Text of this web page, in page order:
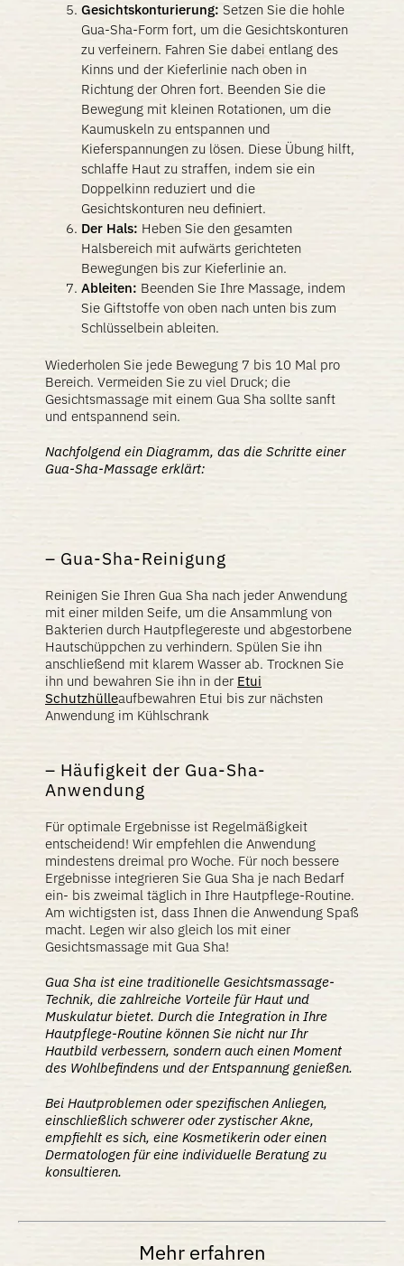
Gesichtskonturierung: Setzen Sie die hohle
Gua-Sha-Form fort, um die Gesichtskonturen
zu verfeinern. Fahren Sie dabei entlang des
Kinns und der Kieferlinie nach oben in
Richtung der Ohren fort. Beenden Sie die
Bewegung mit kleinen Rotationen, um die
Kaumuskeln zu entspannen und
Kieferspannungen zu lösen. Diese Übung hilft,
schlaffe Haut zu straffen, indem sie ein
Doppelkinn reduziert und die
Gesichtskonturen neu definiert.
Der Hals: Heben Sie den gesamten
Halsbereich mit aufwärts gerichteten
Bewegungen bis zur Kieferlinie an.
Ableiten: Beenden Sie Ihre Massage, indem
Sie Giftstoffe von oben nach unten bis zum
Schlüsselbein ableiten.
Wiederholen Sie jede Bewegung 7 bis 10 Mal pro
Bereich. Vermeiden Sie zu viel Druck; die
Gesichtsmassage mit einem Gua Sha sollte sanft
und entspannend sein.
Nachfolgend ein Diagramm, das die Schritte einer
Gua-Sha-Massage erklärt:
Gua-Sha-Reinigung
Reinigen Sie Ihren Gua Sha nach jeder Anwendung
mit einer milden Seife, um die Ansammlung von
Bakterien durch Hautpflegereste und abgestorbene
Hautschüppchen zu verhindern. Spülen Sie ihn
anschließend mit klarem Wasser ab. Trocknen Sie
ihn und bewahren Sie ihn in der Etui
Schutzhülleaufbewahren Etui bis zur nächsten
Anwendung im Kühlschrank
Häufigkeit der Gua-Sha-
Anwendung
Für optimale Ergebnisse ist Regelmäßigkeit
entscheidend! Wir empfehlen die Anwendung
mindestens dreimal pro Woche. Für noch bessere
Ergebnisse integrieren Sie Gua Sha je nach Bedarf
ein- bis zweimal täglich in Ihre Hautpflege-Routine.
Am wichtigsten ist, dass Ihnen die Anwendung Spaß
macht. Legen wir also gleich los mit einer
Gesichtsmassage mit Gua Sha!
Gua Sha ist eine traditionelle Gesichtsmassage-
Technik, die zahlreiche Vorteile für Haut und
Muskulatur bietet. Durch die Integration in Ihre
Hautpflege-Routine können Sie nicht nur Ihr
Hautbild verbessern, sondern auch einen Moment
des Wohlbefindens und der Entspannung genießen.
Bei Hautproblemen oder spezifischen Anliegen,
einschließlich schwerer oder zystischer Akne,
empfiehlt es sich, eine Kosmetikerin oder einen
Dermatologen für eine individuelle Beratung zu
konsultieren.
Mehr erfahren